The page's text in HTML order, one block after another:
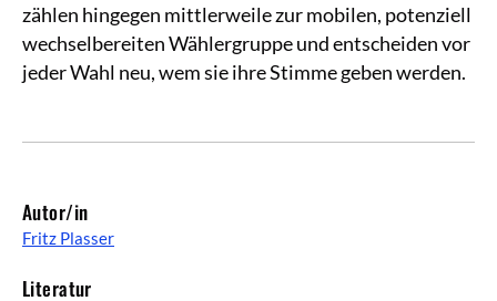
zählen hingegen mittlerweile zur mobilen, potenziell
wechselbereiten Wählergruppe und entscheiden vor
jeder Wahl neu, wem sie ihre Stimme geben werden.
Autor/in
Fritz Plasser
Literatur